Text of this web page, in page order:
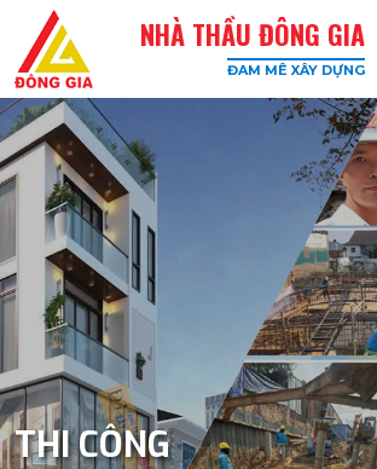
Đông
Gia
-
Công
Xây
Dựng
Uy
Tín,
Chất
Lượng
Cao
NHÀ THẦU ĐÔNG GIA
ĐAM MÊ XÂY DỰNG
THI CÔNG